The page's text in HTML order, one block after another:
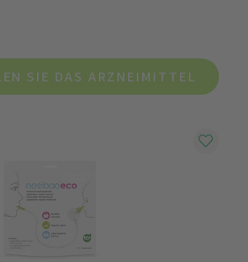
SIE DAS ARZNEIMITTEL